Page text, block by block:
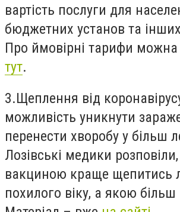
вартість послуги для
бюджетних установ та
Про ймовірні тарифи можна
тут.
3.Щеплення від
можливість уникнути
перенести хворобу у більш
Лозівські медики
вакциною краще щепитись
похилого віку, а якою